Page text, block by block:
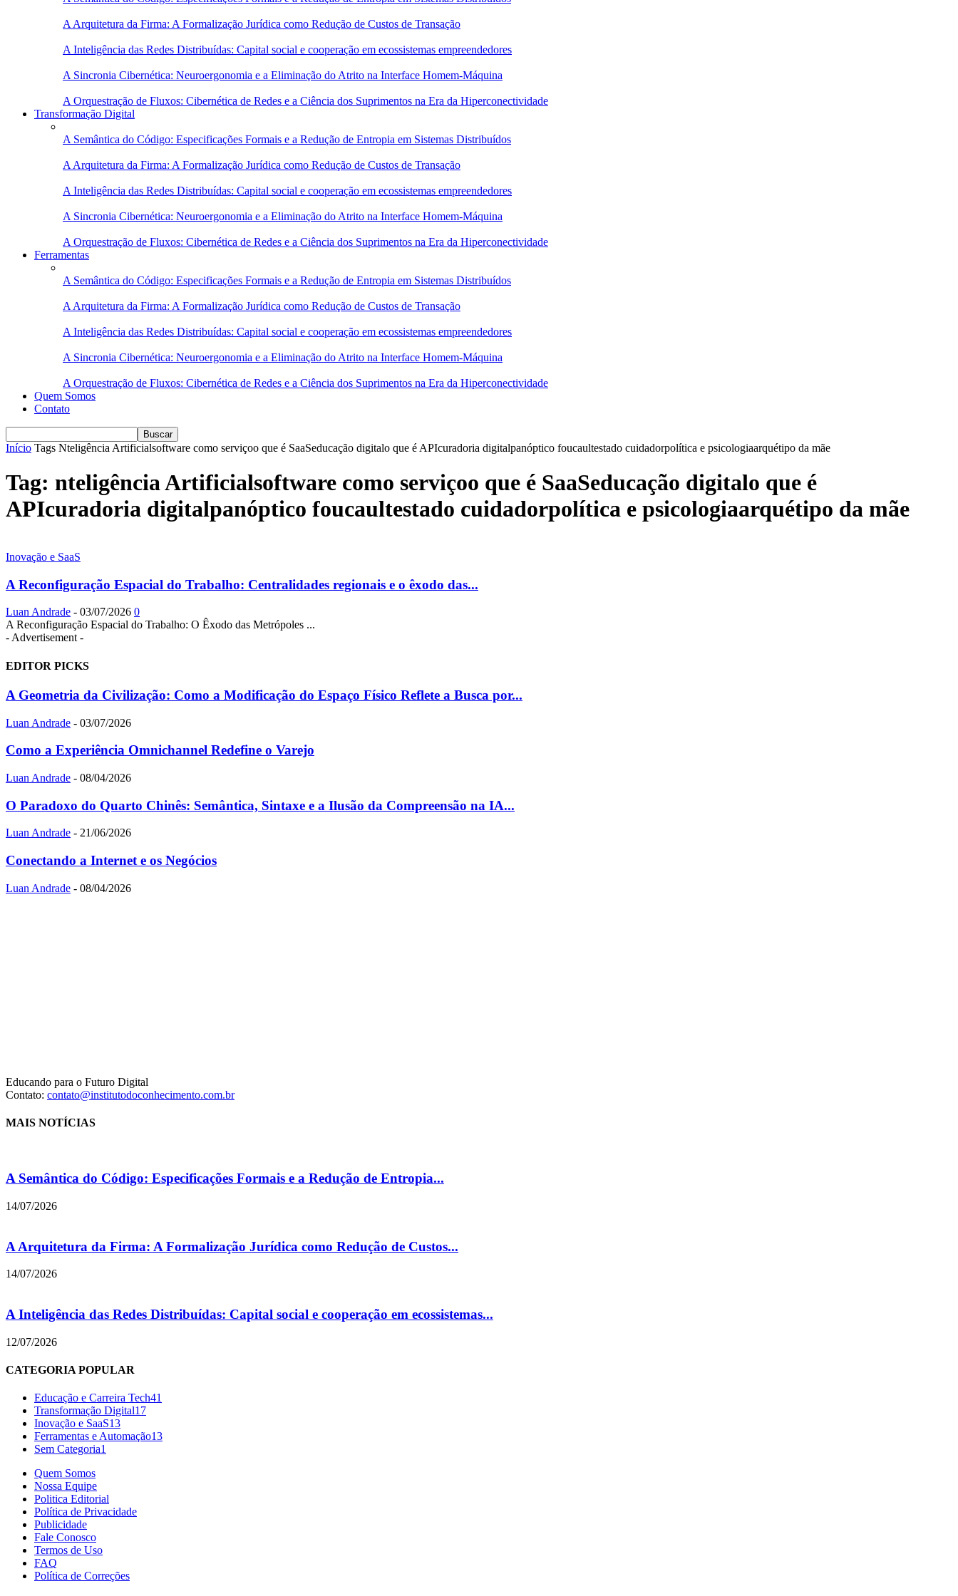
A Arquitetura da Firma: A Formalização Jurídica como Redução de Custos de Transação
A Inteligência das Redes Distribuídas: Capital social e cooperação em ecossistemas empreendedores
A Sincronia Cibernética: Neuroergonomia e a Eliminação do Atrito na Interface Homem-Máquina
A Orquestração de Fluxos: Cibernética de Redes e a Ciência dos Suprimentos na Era da Hiperconectividade
Transformação Digital
A Semântica do Código: Especificações Formais e a Redução de Entropia em Sistemas Distribuídos
A Arquitetura da Firma: A Formalização Jurídica como Redução de Custos de Transação
A Inteligência das Redes Distribuídas: Capital social e cooperação em ecossistemas empreendedores
A Sincronia Cibernética: Neuroergonomia e a Eliminação do Atrito na Interface Homem-Máquina
A Orquestração de Fluxos: Cibernética de Redes e a Ciência dos Suprimentos na Era da Hiperconectividade
Ferramentas
A Semântica do Código: Especificações Formais e a Redução de Entropia em Sistemas Distribuídos
A Arquitetura da Firma: A Formalização Jurídica como Redução de Custos de Transação
A Inteligência das Redes Distribuídas: Capital social e cooperação em ecossistemas empreendedores
A Sincronia Cibernética: Neuroergonomia e a Eliminação do Atrito na Interface Homem-Máquina
A Orquestração de Fluxos: Cibernética de Redes e a Ciência dos Suprimentos na Era da Hiperconectividade
Quem Somos
Contato
Início Tags Nteligência Artificialsoftware como serviçoo que é SaaSeducação digitalo que é APIcuradoria digitalpanóptico foucaultestado cuidadorpolítica e psicologiaarquétipo da mãe
Tag: nteligência Artificialsoftware como serviçoo que é SaaSeducação digitalo que é
APIcuradoria digitalpanóptico foucaultestado cuidadorpolítica e psicologiaarquétipo da mãe
Inovação e SaaS
A Reconfiguração Espacial do Trabalho: Centralidades regionais e o êxodo das...
Luan Andrade - 03/07/2026 0
A Reconfiguração Espacial do Trabalho: O Êxodo das Metrópoles ...
- Advertisement -
EDITOR PICKS
A Geometria da Civilização: Como a Modificação do Espaço Físico Reflete a Busca por...
Luan Andrade - 03/07/2026
Como a Experiência Omnichannel Redefine o Varejo
Luan Andrade - 08/04/2026
O Paradoxo do Quarto Chinês: Semântica, Sintaxe e a Ilusão da Compreensão na IA...
Luan Andrade - 21/06/2026
Conectando a Internet e os Negócios
Luan Andrade - 08/04/2026
Educando para o Futuro Digital
Contato: contato@institutodoconhecimento.com.br
MAIS NOTÍCIAS
A Semântica do Código: Especificações Formais e a Redução de Entropia...
14/07/2026
A Arquitetura da Firma: A Formalização Jurídica como Redução de Custos...
14/07/2026
A Inteligência das Redes Distribuídas: Capital social e cooperação em ecossistemas...
12/07/2026
CATEGORIA POPULAR
Educação e Carreira Tech41
Transformação Digital17
Inovação e SaaS13
Ferramentas e Automação13
Sem Categoria1
Quem Somos
Nossa Equipe
Politica Editorial
Política de Privacidade
Publicidade
Fale Conosco
Termos de Uso
FAQ
Política de Correções